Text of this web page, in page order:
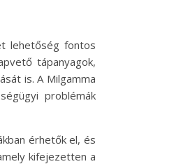
lehetőség fontos
tápanyagok,
is. A Milgamma
problémák
érhetők el, és
kifejezetten a